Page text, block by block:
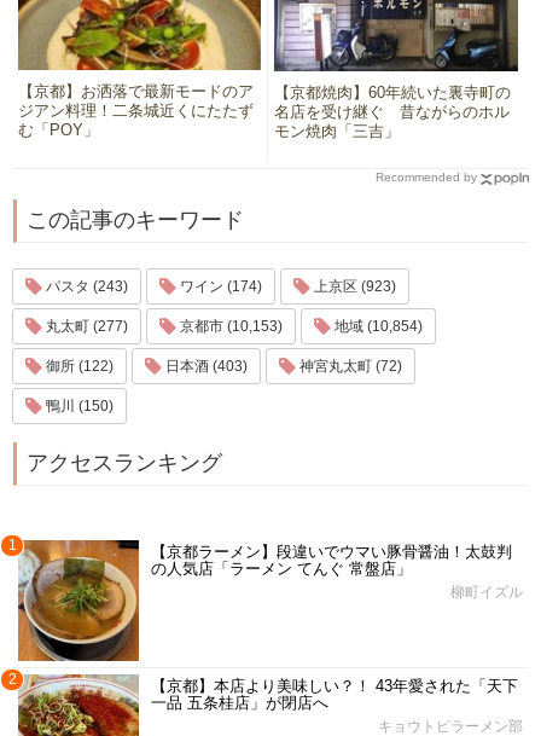
【京都】お洒落で最新モードのア
ジアン料理！二条城近くにたたず
む「POY」
【京都焼肉】60年続いた裏寺町の
名店を受け継ぐ 昔ながらのホル
モン焼肉「三吉」
Recommended by
この記事のキーワード
パスタ (243) ワイン (174) 上京区 (923)
丸太町 (277) 京都市 (10,153) 地域 (10,854)
御所 (122) 日本酒 (403) 神宮丸太町 (72)
鴨川 (150)
アクセスランキング
1
【京都ラーメン】段違いでウマい豚骨醤油！太鼓判
の人気店「ラーメン てんぐ 常盤店」
柳町イズル
2
【京都】本店より美味しい？！ 43年愛された「天下
一品 五条桂店」が閉店へ
キョウトピラーメン部